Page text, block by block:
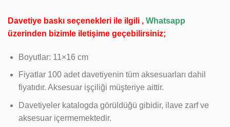
Davetiye baskı seçenekleri ile ilgili , Whatsapp
üzerinden bizimle iletişime geçebilirsiniz;
Boyutlar: 11×16 cm
Fiyatlar 100 adet davetiyenin tüm aksesuarları dahil
fiyatıdır. Aksesuar işçiliği müşteriye aittir.
Davetiyeler katalogda görüldüğü gibidir, ilave zarf ve
aksesuar içermemektedir.